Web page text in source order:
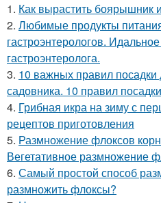
1. Как вырастить боярышник
2. Любимые продукты
гастроэнтерологов.
гастроэнтеролога.
3. 10 важных правил посадки
садовника. 10 правил
4. Грибная икра на зиму с
рецептов приготовления
5. Размножение флоксов
Вегетативное размножение
6. Самый простой способ
размножить флоксы?